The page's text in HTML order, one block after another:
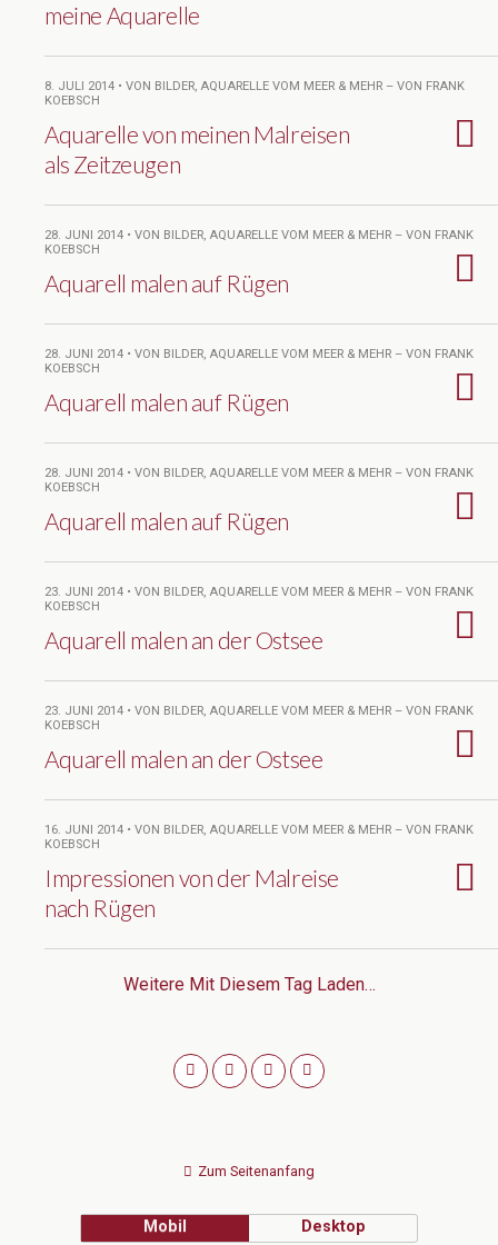
meine Aquarelle
8. JULI 2014 • VON BILDER, AQUARELLE VOM MEER & MEHR – VON FRANK
KOEBSCH
Aquarelle von meinen Malreisen
als Zeitzeugen
28. JUNI 2014 • VON BILDER, AQUARELLE VOM MEER & MEHR – VON FRANK
KOEBSCH
Aquarell malen auf Rügen
28. JUNI 2014 • VON BILDER, AQUARELLE VOM MEER & MEHR – VON FRANK
KOEBSCH
Aquarell malen auf Rügen
28. JUNI 2014 • VON BILDER, AQUARELLE VOM MEER & MEHR – VON FRANK
KOEBSCH
Aquarell malen auf Rügen
23. JUNI 2014 • VON BILDER, AQUARELLE VOM MEER & MEHR – VON FRANK
KOEBSCH
Aquarell malen an der Ostsee
23. JUNI 2014 • VON BILDER, AQUARELLE VOM MEER & MEHR – VON FRANK
KOEBSCH
Aquarell malen an der Ostsee
16. JUNI 2014 • VON BILDER, AQUARELLE VOM MEER & MEHR – VON FRANK
KOEBSCH
Impressionen von der Malreise
nach Rügen
Weitere Mit Diesem Tag Laden…
Zum Seitenanfang
Mobil Desktop